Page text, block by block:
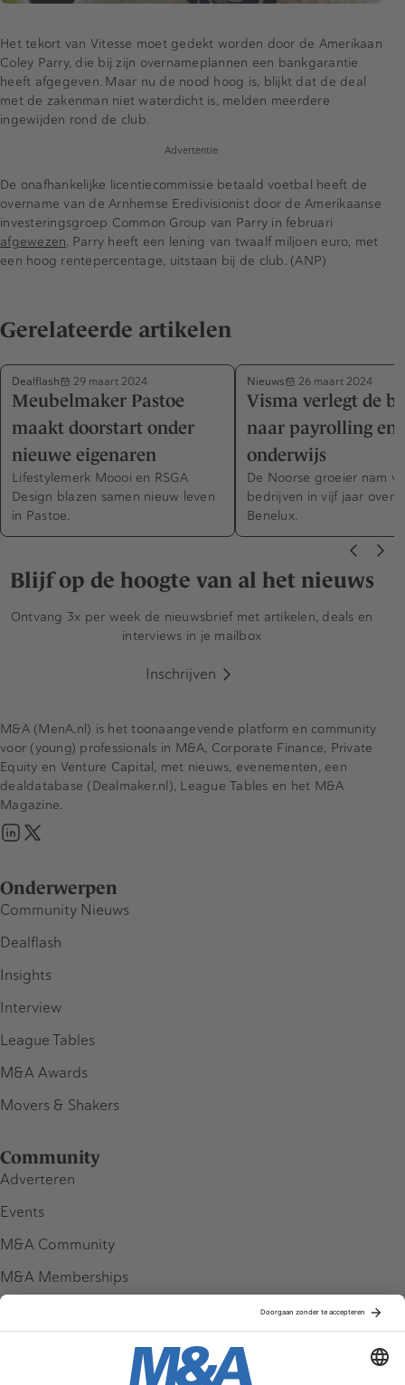
Het tekort van Vitesse moet gedekt worden door de Amerikaan
Coley Parry, die bij zijn overnameplannen een bankgarantie
heeft afgegeven. Maar nu de nood hoog is, blijkt dat de deal
met de zakenman niet waterdicht is, melden meerdere
ingewijden rond de club.
Advertentie
De onafhankelijke licentiecommissie betaald voetbal heeft de
overname van de Arnhemse Eredivisionist door de Amerikaanse
investeringsgroep Common Group van Parry in februari
afgewezen. Parry heeft een lening van twaalf miljoen euro, met
een hoog rentepercentage, uitstaan bij de club. (ANP)
Gerelateerde artikelen
Dealflash 29 maart 2024
Meubelmaker Pastoe
maakt doorstart onder
nieuwe eigenaren
Lifestylemerk Moooi en RSGA
Design blazen samen nieuw leven
in Pastoe.
Nieuws 26 maart 2024
Visma verlegt de
naar payrolling en
onderwijs
De Noorse groeier nam
bedrijven in vijf jaar over
Benelux.
Blijf op de hoogte van al het nieuws
Ontvang 3x per week de nieuwsbrief met artikelen, deals en
interviews in je mailbox
Inschrijven
Onderwerpen
Community Nieuws
Dealflash
Insights
Interview
League Tables
M&A Awards
Movers & Shakers
Community
Adverteren
Events
M&A Community
M&A Memberships
M&A (MenA.nl) is het toonaangevende platform en community
voor (young) professionals in M&A, Corporate Finance, Private
Equity en Venture Capital, met nieuws, evenementen, een
dealdatabase (Dealmaker.nl), League Tables en het M&A
Magazine.